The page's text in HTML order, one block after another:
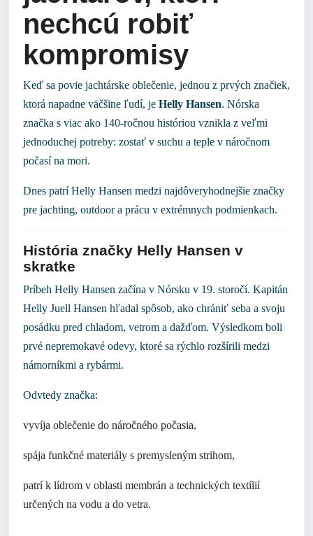
nechcú robiť
kompromisy
Keď sa povie jachtárske oblečenie, jednou z prvých značiek,
ktorá napadne väčšine ľudí, je Helly Hansen. Nórska
značka s viac ako 140-ročnou históriou vznikla z veľmi
jednoduchej potreby: zostať v suchu a teple v náročnom
počasí na mori.
Dnes patrí Helly Hansen medzi najdôveryhodnejšie značky
pre jachting, outdoor a prácu v extrémnych podmienkach.
História značky Helly Hansen v
skratke
Príbeh Helly Hansen začína v Nórsku v 19. storočí. Kapitán
Helly Juell Hansen hľadal spôsob, ako chrániť seba a svoju
posádku pred chladom, vetrom a dažďom. Výsledkom boli
prvé nepremokavé odevy, ktoré sa rýchlo rozšírili medzi
námorníkmi a rybármi.
Odvtedy značka:
vyvíja oblečenie do náročného počasia,
spája funkčné materiály s premysleným strihom,
patrí k lídrom v oblasti membrán a technických textílií
určených na vodu a do vetra.